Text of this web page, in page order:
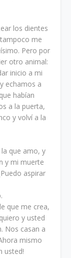
los dientes
me
Pero por
otro animal:
inicio a mi
echamos a
habían
a la puerta,
y volví a la
que amo, y
y mi muerte
aspirar
que me crea,
y usted
Nos casan a
mismo
usted!